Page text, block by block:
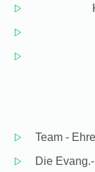
Team -
Die